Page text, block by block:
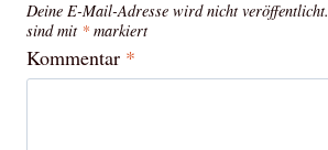
Deine E-Mail-Adresse wird nicht veröffentlicht.
sind mit * markiert
Kommentar *